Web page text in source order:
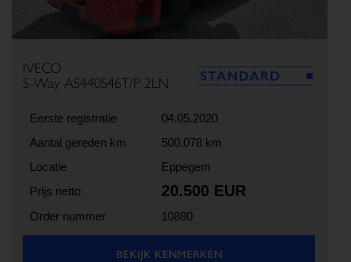
IVECO
S-Way AS440S46T/P 2LN
Eerste registratie
04.05.2020
Aantal gereden km
500.078 km
Locatie
Eppegem
Prijs netto
20.500 EUR
Order nummer 10880
BEKIJK KENMERKEN